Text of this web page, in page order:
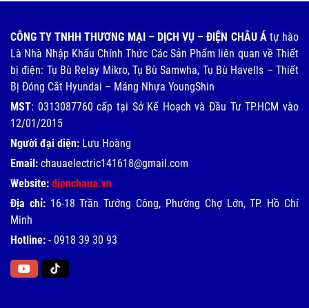
CÔNG TY TNHH THƯƠNG MẠI – DỊCH VỤ – ĐIỆN CHÂU Átự hào
Là Nhà Nhập Khẩu Chính Thức Các Sản Phẩm liên quan về Thiết
bị điện: Tụ Bù Relay Mikro, Tụ Bù Samwha, Tụ Bù Havells – Thiết
Bị Đóng Cắt Hyundai – Máng Nhựa YoungShin
MST: 0313087760 cấp tại Sở Kế Hoạch và Đầu Tư TP.HCM vào
12/01/2015
Người đại diện: Lưu Hoàng
Email: chauaelectric141618@gmail.com
Website: dienchaua.vn
Địa chỉ: 16-18 Trần Tướng Công, Phường Chợ Lớn, TP. Hồ Chí
Minh
Hotline: - 0918 39 30 93